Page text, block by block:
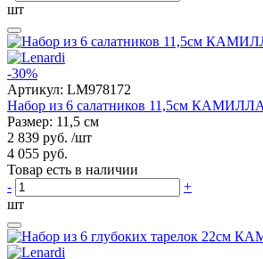
шт
-30%
Артикул: LM978172
Набор из 6 салатников 11,5см КАМИЛЛА
Размер: 11,5 см
2 839 руб. /шт
4 055 руб.
Товар есть в наличии
-
+
шт